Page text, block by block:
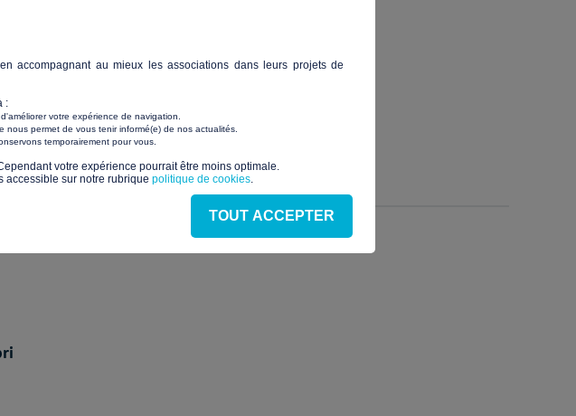
(Paris)
accompagnant au mieux les associations dans leurs projets de
:
votre expérience de navigation.
permet de vous tenir informé(e) de nos actualités.
temporairement pour vous.
votre expérience pourrait être moins optimale.​
accessible sur notre rubrique politique de cookies
TOUT ACCEPTER